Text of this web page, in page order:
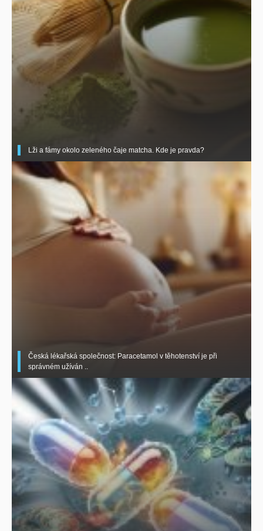
Lži a fámy okolo zeleného čaje matcha. Kde je pravda?
Česká lékařská společnost: Paracetamol v těhotenství je při
správném užíván ..